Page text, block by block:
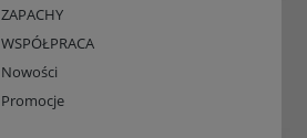
ZAPACHY
WSPÓŁPRACA
Nowości
Promocje